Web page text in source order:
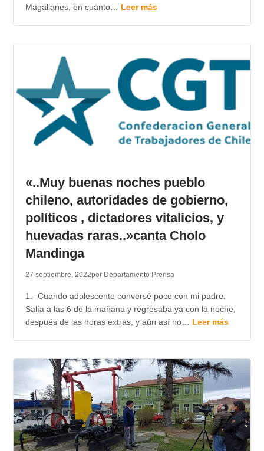
Magallanes, en cuanto… Leer más
«..Muy buenas noches pueblo
chileno, autoridades de gobierno,
políticos , dictadores vitalicios, y
huevadas raras..»canta Cholo
Mandinga
27 septiembre, 2022por Departamento Prensa
1.- Cuando adolescente conversé poco con mi padre.
Salía a las 6 de la mañana y regresaba ya con la noche,
después de las horas extras, y aún así no… Leer más